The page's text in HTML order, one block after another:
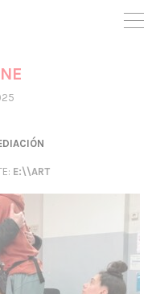
necesitándote para poder
del proyecto y
: E:\\ART